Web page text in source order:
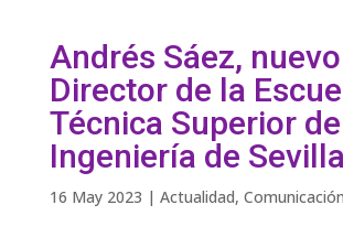
Andrés Sáez, nuevo
Director de la
Técnica Superior de
Ingeniería de Sevilla
16 May 2023 | Actualidad, Comunicación